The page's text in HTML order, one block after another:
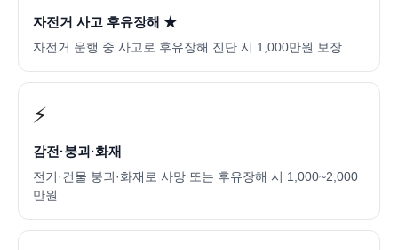
자전거 사고 후유장해 ★
자전거 운행 중 사고로 후유장해 진단 시 1,000만원 보장
⚡
감전·붕괴·화재
전기·건물 붕괴·화재로 사망 또는 후유장해 시 1,000~2,000
만원